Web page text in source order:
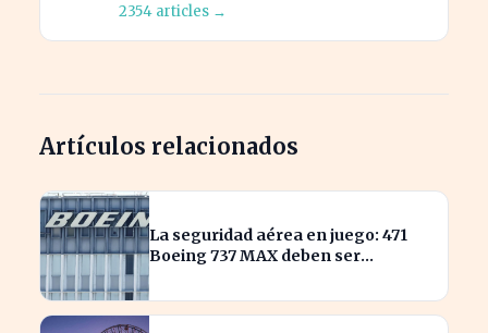
2354 articles →
Artículos relacionados
La seguridad aérea en juego: 471
Boeing 737 MAX deben ser